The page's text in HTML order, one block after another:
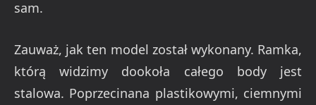
sam.
Zauważ, jak ten model został wykonany. Ramka,
którą widzimy dookoła całego body jest
stalowa. Poprzecinana plastikowymi, ciemnymi